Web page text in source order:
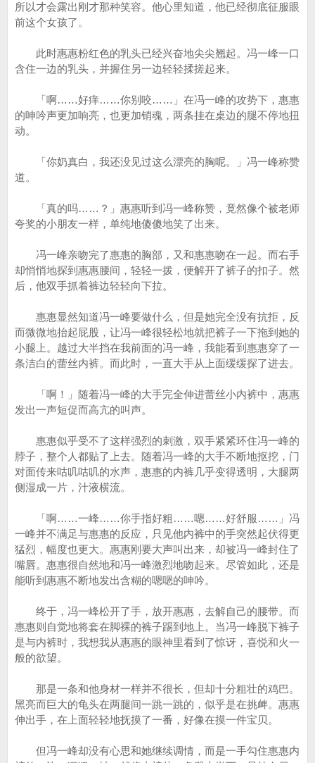
所以才会露出刚才那种笑容。他心里知道，他已经彻底征服眼
前这个女孩了。
此时惠惠粉红色的乳头已经兴奋地尖尖翘起。冯一峰一口
含住一边的乳头，并握住另一边轻轻揉搓起来。
「啊……好痒……你别咬……」在冯一峰的攻势下，惠惠
的呻吟声更加响亮，也更加销魂，两条挂在桌边的腿不停地扭
动。
「你奶真白，我还没见过这么漂亮的胸呢。」冯一峰称赞
道。
「真的吗……？」惠惠听到冯一峰称赞，竟然像个被老师
夸奖的小朋友一样，单纯地傻傻地笑了出来。
冯一峰亲吻完了惠惠的胸部，又和惠惠吻在一起。而右手
却悄悄地探到惠惠腰间，轻轻一拨，便解开了裤子的扣子。然
后，他双手抓着裤边轻轻向下拉。
惠惠显然知道冯一峰要做什么，但是她完全没有抗拒，反
而微微地抬起屁股，让冯一峰很轻松地就把裤子一下拖到她的
小腿上。越过大半挡在我前面的冯一峰，我能看到惠惠穿了一
条洁白的蕾丝内裤。而此时，一直大手从上面缓缓探了进去。
「啊！」随着冯一峰的大手完全伸进蕾丝小内裤中，惠惠
发出一声短促而高亢的叫声。
惠惠似乎受不了这样强烈的刺激，双手紧紧环住冯一峰的
脖子，整个人都贴了上去。随着冯一峰的大手不断地抠挖，门
对面传来咕叽咕叽的水声，惠惠的内裤几乎变得透明，大腿两
侧湿成一片，汁液横流。
「啊……一峰……你手指好粗……嗯……好舒服……」冯
一峰并不满足与惠惠的反应，只见他内裤中的手突然起伏得更
猛烈，幅度也更大。惠惠刚要大声叫出来，却被冯一峰封住了
嘴唇。惠惠很自然地和冯一峰激烈地吻起来。尽管如此，还是
能听到惠惠不断地发出含糊的嗯嗯的呻吟。
终于，冯一峰松开了手，放开惠惠，去解自己的腰带。而
惠惠则自觉地将套在脚裸的裤子踢到地上。当冯一峰脱下裤子
是与内裤时，我想我从惠惠的眼神里看到了惊讶，喜悦和火一
般的欲望。
那是一条和他身材一样并不很长，但却十分粗壮的鸡巴。
黑亮而巨大的龟头在两腿间一跳一跳的，似乎是在挑衅。惠惠
伸出手，在上面轻轻地抚摸了一番，好像在摸一件宝贝。
但冯一峰却没有心思和她继续调情，而是一手勾住惠惠内